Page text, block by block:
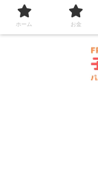
コンテンツへスキップ
ホーム お金